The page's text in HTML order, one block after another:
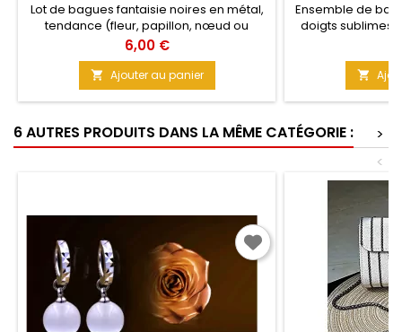
Lot de bagues fantaisie noires en métal,
tendance (fleur, papillon, nœud ou
feuilles). À mixer selon vos envies ou à
porter ensemble pour être tendance
avec un beau vernis. Matière : Métal
Taille : Unique Couleur : Noire
Prix
6,00 €
 Ajouter au panier
Ensemble de
doigts sublimes.
quotidien. À
les envies.
Taille :

6 AUTRES PRODUITS DANS LA MÊME CATÉGORIE :
>
<